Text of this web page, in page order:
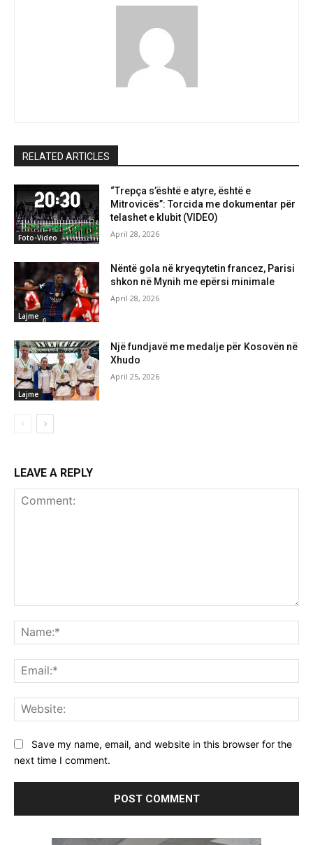
RELATED ARTICLES
Foto-Video
“Trepça s’është e atyre, është e
Mitrovicës”: Torcida me dokumentar për
telashet e klubit (VIDEO)
April 28, 2026
Lajme
Nëntë gola në kryeqytetin francez, Parisi
shkon në Mynih me epërsi minimale
April 28, 2026
Lajme
Një fundjavë me medalje për Kosovën në
Xhudo
April 25, 2026
LEAVE A REPLY
Save my name, email, and website in this browser for the
next time I comment.